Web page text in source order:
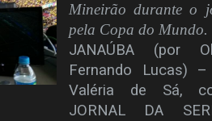
Mineirão durante o
pela Copa do Mundo.
JANAÚBA (por
Fernando Lucas)
Valéria de Sá,
JORNAL DA